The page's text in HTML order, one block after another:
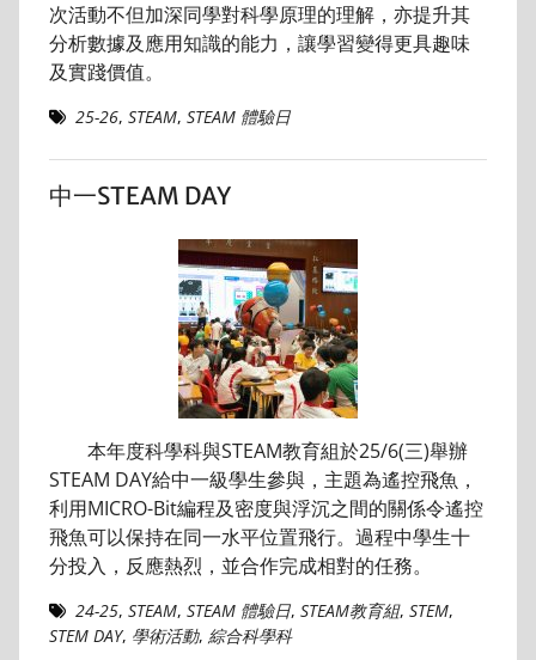
次活動不但加深同學對科學原理的理解，亦提升其
分析數據及應用知識的能力，讓學習變得更具趣味
及實踐價值。
25-26, STEAM, STEAM 體驗日
中一STEAM DAY
本年度科學科與STEAM教育組於25/6(三)舉辦
STEAM DAY給中一級學生參與，主題為遙控飛魚，
利用MICRO-Bit編程及密度與浮沉之間的關係令遙控
飛魚可以保持在同一水平位置飛行。過程中學生十
分投入，反應熱烈，並合作完成相對的任務。
24-25, STEAM, STEAM 體驗日, STEAM教育組, STEM,
STEM DAY, 學術活動, 綜合科學科